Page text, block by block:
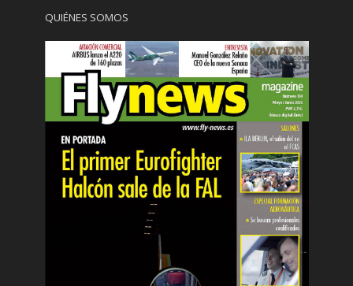
QUIÉNES SOMOS